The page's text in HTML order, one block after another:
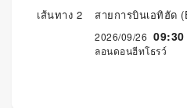
เส้นทาง 2 สายการบินเอทิฮัด (
2026/09/26 09:30
ลอนดอนฮีทโธรว์